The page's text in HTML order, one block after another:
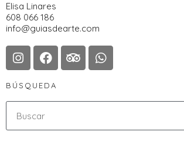
Elisa Linares
608 066 186
info@guiasdearte.com
BÚSQUEDA